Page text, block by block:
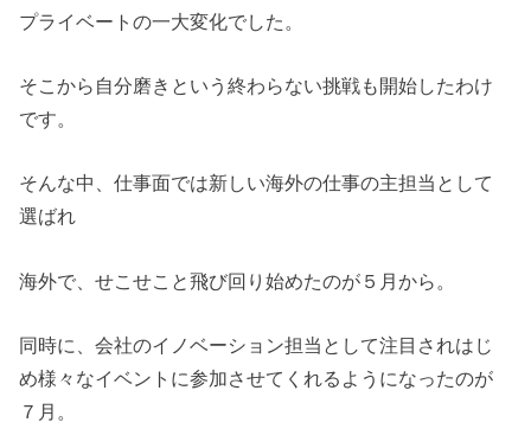
プライベートの一大変化でした。
そこから自分磨きという終わらない挑戦も開始したわけ
です。
そんな中、仕事面では新しい海外の仕事の主担当として
選ばれ
海外で、せこせこと飛び回り始めたのが５月から。
同時に、会社のイノベーション担当として注目されはじ
め様々なイベントに参加させてくれるようになったのが
７月。